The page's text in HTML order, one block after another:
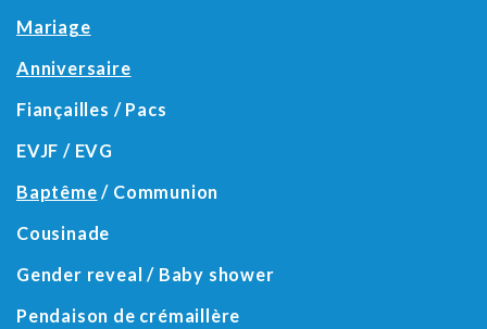
Mariage
Anniversaire
Fiançailles / Pacs
EVJF / EVG
Baptême / Communion
Cousinade
Gender reveal / Baby shower
Pendaison de crémaillère